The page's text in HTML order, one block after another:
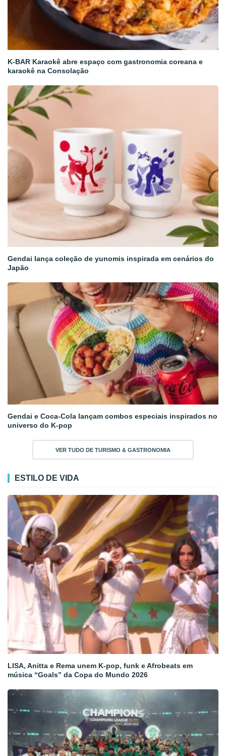
K-BAR Karaokê abre espaço com gastronomia coreana e
karaokê na Consolação
Gendai lança coleção de yunomis inspirada em cenários do
Japão
Gendai e Coca-Cola lançam combos especiais inspirados no
universo do K-pop
VER TUDO DE TURISMO & GASTRONOMIA
ESTILO DE VIDA
LISA, Anitta e Rema unem K-pop, funk e Afrobeats em
música “Goals” da Copa do Mundo 2026